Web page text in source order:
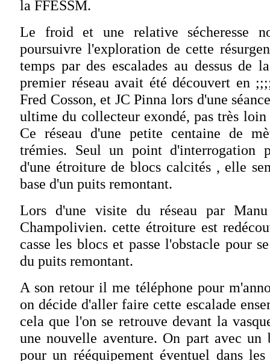
la FFESSM.
Le froid et une relative sécheresse
poursuivre l'exploration de cette
temps par des escalades au dessus de
premier réseau avait été découvert en
Fred Cosson, et JC Pinna lors d'une
ultime du collecteur exondé, pas très loin
Ce réseau d'une petite centaine de
trémies. Seul un point d'interrogation
d'une étroiture de blocs calcités , elle
base d'un puits remontant.
Lors d'une visite du réseau par
Champolivien. cette étroiture est
casse les blocs et passe l'obstacle pour
du puits remontant.
A son retour il me téléphone pour
on décide d'aller faire cette escalade
cela que l'on se retrouve devant la
une nouvelle aventure. On part avec
pour un rééquipement éventuel dans